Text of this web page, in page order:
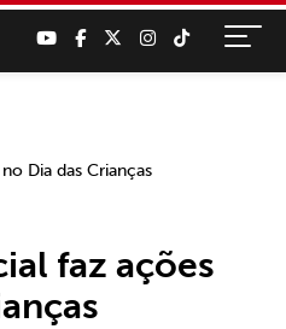
faz ações